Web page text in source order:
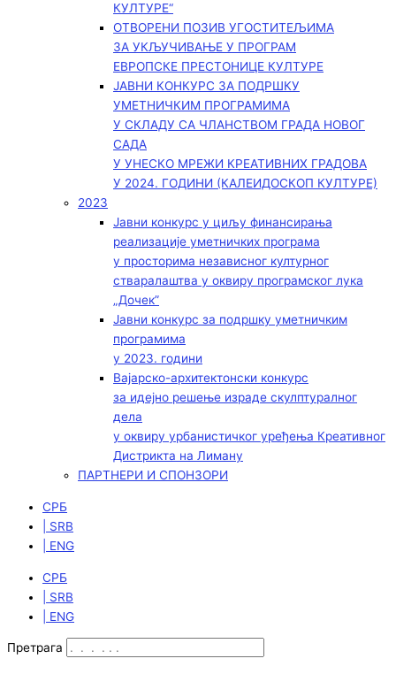
КУЛТУРЕ“
ОТВОРЕНИ ПОЗИВ УГОСТИТЕЉИМА
ЗА УКЉУЧИВАЊЕ У ПРОГРАМ
ЕВРОПСКЕ ПРЕСТОНИЦЕ КУЛТУРЕ
ЈАВНИ КОНКУРС ЗА ПОДРШКУ
УМЕТНИЧКИМ ПРОГРАМИМА
У СКЛАДУ СА ЧЛАНСТВОМ ГРАДА НОВОГ
САДА
У УНЕСКО МРЕЖИ КРЕАТИВНИХ ГРАДОВА
У 2024. ГОДИНИ (КАЛЕИДОСКОП КУЛТУРЕ)
2023
Јавни конкурс у циљу финансирања
реализације уметничких програма
у просторима независног културног
стваралаштва у оквиру програмског лука
„Дочек”
Јавни конкурс за подршку уметничким
програмима
у 2023. години
Вајарско-архитектонски конкурс
за идејно решење израде скулптуралног
дела
у оквиру урбанистичког уређења Креативног
Дистрикта на Лиману
ПАРТНЕРИ И СПОНЗОРИ
СРБ
| SRB
| ENG
СРБ
| SRB
| ENG
Претрага